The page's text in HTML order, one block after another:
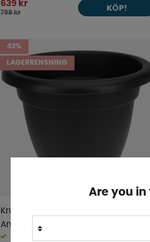
639 kr
798 kr
KÖP!
43%
LAGERRENSNING
Kruka Höjd 29cm Diameter 39cm
Antracit
Are you